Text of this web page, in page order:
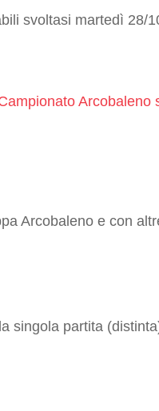
svoltasi martedì 28/
Arcobaleno
Arcobaleno e con
singola partita